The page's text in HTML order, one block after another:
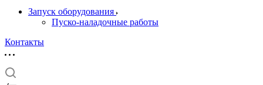
Запуск оборудования
Пуско-наладочные работы
Контакты